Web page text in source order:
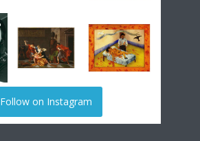
Follow on Instagram